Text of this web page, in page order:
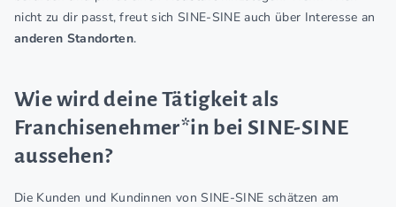
nicht zu dir passt, freut sich SINE-SINE auch über Interesse an
anderen Standorten.
Wie wird deine Tätigkeit als
Franchisenehmer*in bei SINE-SINE
aussehen?
Die Kunden und Kundinnen von SINE-SINE schätzen am